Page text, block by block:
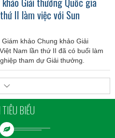
II làm việc với Sun
khảo Chung khảo Giải
Nam lần thứ II đã có buổi làm
tham dự Giải thưởng.
BIỂU